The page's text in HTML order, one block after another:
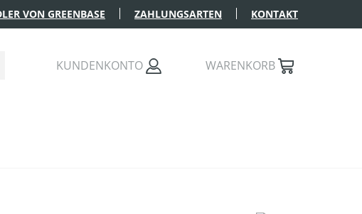
VON GREENBASE ZAHLUNGSARTEN KONTAKT
KUNDENKONTO WARENKORB